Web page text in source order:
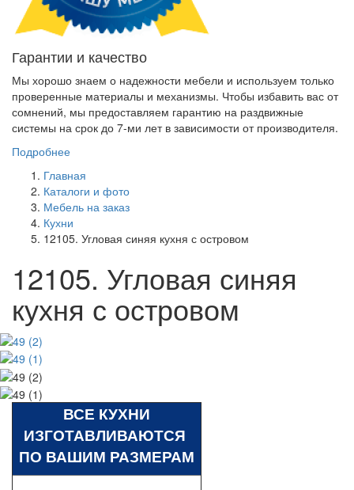
Гарантии и качество
Мы хорошо знаем о надежности мебели и используем только
проверенные материалы и механизмы. Чтобы избавить вас от
сомнений, мы предоставляем гарантию на раздвижные
системы на срок до 7-ми лет в зависимости от производителя.
Подробнее
Главная
Каталоги и фото
Мебель на заказ
Кухни
12105. Угловая синяя кухня с островом
12105. Угловая синяя
кухня с островом
ВСЕ КУХНИ
ИЗГОТАВЛИВАЮТСЯ
ПО ВАШИМ РАЗМЕРАМ